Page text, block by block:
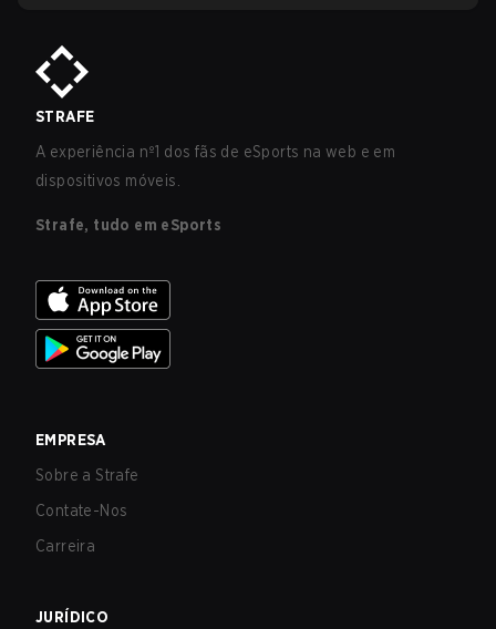
STRAFE
A experiência nº1 dos fãs de eSports na web e em
dispositivos móveis.
Strafe, tudo em eSports
EMPRESA
Sobre a Strafe
Contate-Nos
Carreira
JURÍDICO